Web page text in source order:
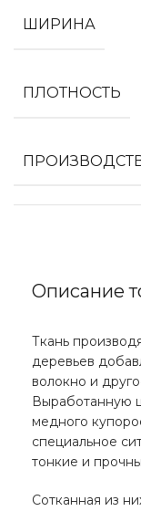
Описание
Ткань
деревьев
волокно и
Выработанную
медного
специальное
тонкие и
Сотканная из
ШИРИНА
ПЛОТНОСТЬ